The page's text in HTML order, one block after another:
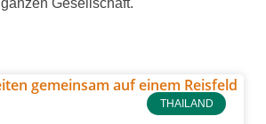
gan­zen Gesellschaft.
THAILAND